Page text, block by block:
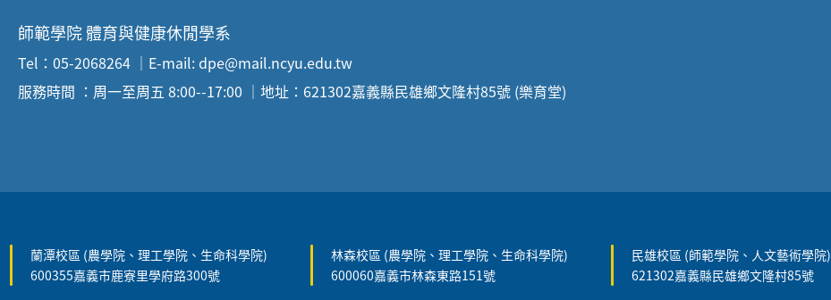
師範學院 體育與健康休閒學系
Tel：05-2068264 ｜E-mail: dpe@mail.ncyu.edu.tw
服務時間 ：周一至周五 8:00--17:00 ｜地址：621302嘉義縣民雄鄉文隆村85號 (樂育堂)
蘭潭校區 (農學院、理工學院、生命科學院)
600355嘉義市鹿寮里學府路300號
林森校區 (農學院、理工學院、生命科學院)
600060嘉義市林森東路151號
民雄校區 (師範學院、人文藝術學院)
621302嘉義縣民雄鄉文隆村85號